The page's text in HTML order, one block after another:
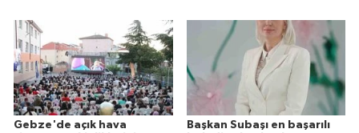
Gebze'de açık hava
Başkan Subaşı en başarılı